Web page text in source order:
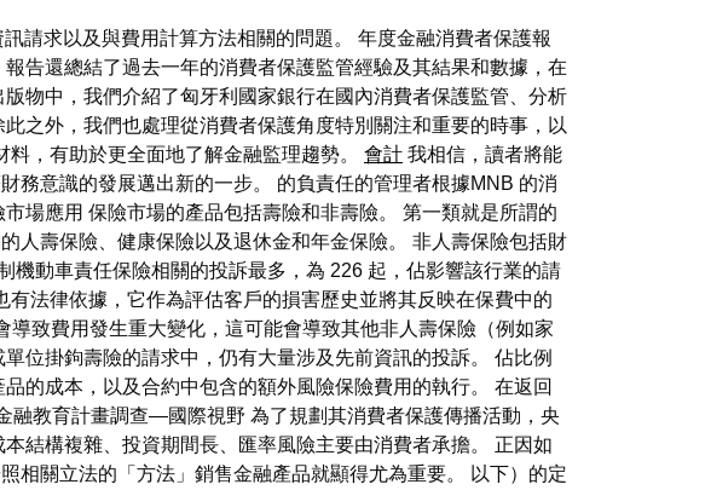
請求以及與費用計算方法相關的問題。 年度金融消費者保護報
告還總結了過去一年的消費者保護監管經驗及其結果和數據，在
物中，我們介紹了匈牙利國家銀行在國內消費者保護監管、分析
之外，我們也處理從消費者保護角度特別關注和重要的時事，以
，有助於更全面地了解金融監理趨勢。 會計 我相信，讀者將能
務意識的發展邁出新的一步。 的負責任的管理者根據MNB 的消
場應用 保險市場的產品包括壽險和非壽險。 第一類就是所謂的
人壽保險、健康保險以及退休金和年金保險。 非人壽保險包括財
動車責任保險相關的投訴最多，為 226 起，佔影響該行業的請
法律依據，它作為評估客戶的損害歷史並將其反映在保費中的
致費用發生重大變化，這可能會導致其他非人壽保險（例如家
位掛鉤壽險的請求中，仍有大量涉及先前資訊的投訴。 佔比例
的成本，以及合約中包含的額外風險保險費用的執行。 在返回
融教育計畫調查—國際視野 為了規劃其消費者保護傳播活動，央
結構複雜、投資期間長、匯率風險主要由消費者承擔。 正因如
相關立法的「方法」銷售金融產品就顯得尤為重要。 以下）的定